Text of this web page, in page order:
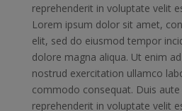
reprehenderit in voluptate velit
Lorem ipsum dolor sit amet,
elit, sed do eiusmod tempor
dolore magna aliqua. Ut enim
nostrud exercitation ullamco
commodo consequat. Duis
reprehenderit in voluptate velit